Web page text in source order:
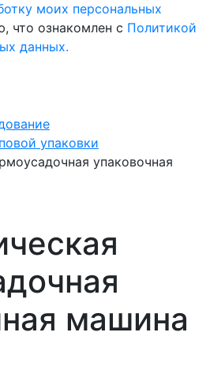
моих персональных
что ознакомлен с Политикой
данных.
упаковки
упаковочная
машина